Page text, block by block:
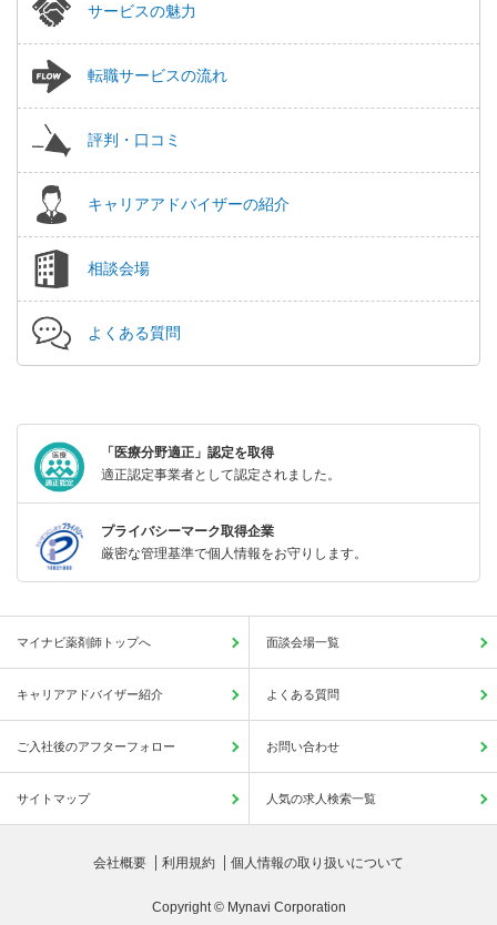
サービスの魅力
転職サービスの流れ
評判・口コミ
キャリアアドバイザーの紹介
相談会場
よくある質問
「医療分野適正」認定を取得
適正認定事業者として認定されました。
プライバシーマーク取得企業
厳密な管理基準で個人情報をお守りします。
マイナビ薬剤師トップへ 面談会場一覧
キャリアアドバイザー紹介 よくある質問
ご入社後のアフターフォロー お問い合わせ
サイトマップ 人気の求人検索一覧
会社概要 利用規約 個人情報の取り扱いについて
Copyright © Mynavi Corporation